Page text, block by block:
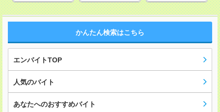
かんたん検索はこちら
エンバイトTOP
人気のバイト
あなたへのおすすめバイト